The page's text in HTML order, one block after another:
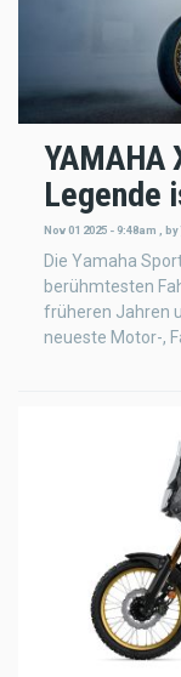
YAMAHA
Legende
Nov 01 2025 - 9:48am , by
Die Yamaha
berühmtesten
früheren Jahren
neueste Motor-,